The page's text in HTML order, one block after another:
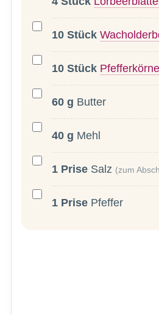
10 Stück
10 Stück
60 g Butter
40 g Mehl
1 Prise Salz (zum
1 Prise Pfeffer